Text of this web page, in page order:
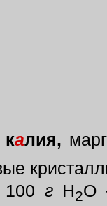
калия,
гH2O